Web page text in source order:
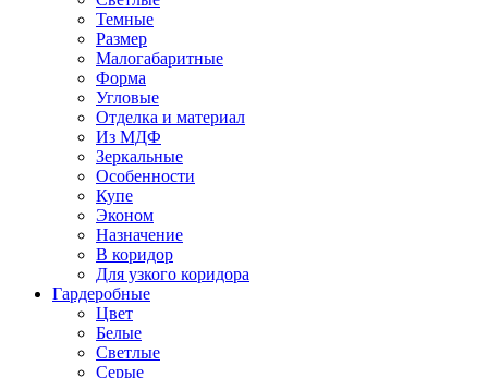
Темные
Размер
Малогабаритные
Форма
Угловые
Отделка и материал
Из МДФ
Зеркальные
Особенности
Купе
Эконом
Назначение
В коридор
Для узкого коридора
Гардеробные
Цвет
Белые
Светлые
Серые